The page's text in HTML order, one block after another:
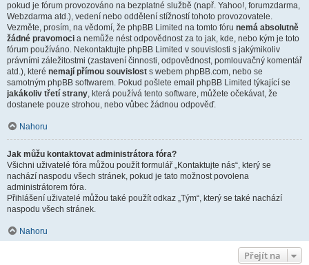
pokud je fórum provozováno na bezplatné službě (např. Yahoo!, forumzdarma,
Webzdarma atd.), vedení nebo oddělení stížností tohoto provozovatele.
Vezměte, prosím, na vědomí, že phpBB Limited na tomto fóru nemá absolutně
žádné pravomoci a nemůže nést odpovědnost za to jak, kde, nebo kým je toto
fórum používáno. Nekontaktujte phpBB Limited v souvislosti s jakýmikoliv
právními záležitostmi (zastavení činnosti, odpovědnost, pomlouvačný komentář
atd.), které nemají přímou souvislost s webem phpBB.com, nebo se
samotným phpBB softwarem. Pokud pošlete email phpBB Limited týkající se
jakákoliv třetí strany, která používá tento software, můžete očekávat, že
dostanete pouze strohou, nebo vůbec žádnou odpověď.
Nahoru
Jak můžu kontaktovat administrátora fóra?
Všichni uživatelé fóra můžou použít formulář „Kontaktujte nás“, který se
nachází naspodu všech stránek, pokud je tato možnost povolena
administrátorem fóra.
Přihlášení uživatelé můžou také použít odkaz „Tým“, který se také nachází
naspodu všech stránek.
Nahoru
Přejít na